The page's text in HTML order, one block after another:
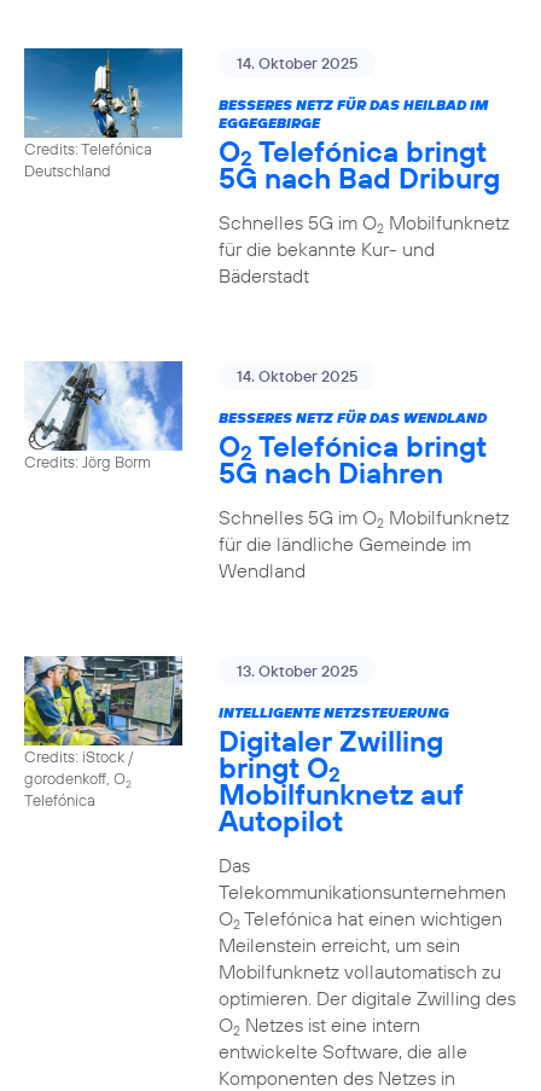
Credits: Telefónica
Deutschland
14. Oktober 2025
BESSERES NETZ FÜR DAS HEILBAD IM
EGGEGEBIRGE
O2 Telefónica bringt
5G nach Bad Driburg
Schnelles 5G im O2Mobilfunknetz
für die bekannte Kur- und
Bäderstadt
Credits: Jörg Borm
14. Oktober 2025
BESSERES NETZ FÜR DAS WENDLAND
O2 Telefónica bringt
5G nach Diahren
Schnelles 5G im O2Mobilfunknetz
für die ländliche Gemeinde im
Wendland
Credits: iStock /
gorodenkoff, O2
Telefónica
13. Oktober 2025
INTELLIGENTE NETZSTEUERUNG
Digitaler Zwilling
bringt O2
Mobilfunknetz auf
Autopilot
Das
Telekommunikationsunternehmen
O2Telefónica hat einen wichtigen
Meilenstein erreicht, um sein
Mobilfunknetz vollautomatisch zu
optimieren. Der digitale Zwilling des
O2Netzes ist eine intern
entwickelte Software, die alle
Komponenten des Netzes in